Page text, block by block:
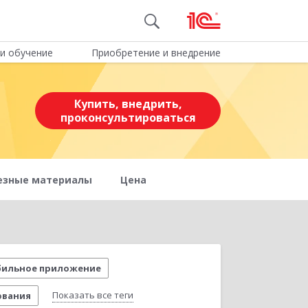
обучение Приобретение и внедрение
Купить, внедрить,
проконсультироваться
материалы Цена
приложение
Показать все теги